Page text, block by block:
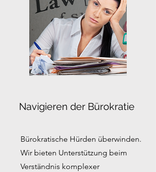
Navigieren der Bürokratie
Bürokratische Hürden überwinden.
Wir bieten Unterstützung beim
Verständnis komplexer